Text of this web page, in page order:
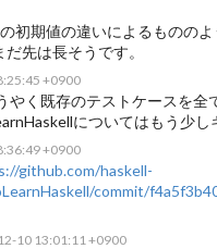
初期値の違いによるものの
先は長そうです。
+0900
やく既存のテストケースを全
についてはもう少
+0900
github.com/haskell-
commit/
10 13:01:11 +0900